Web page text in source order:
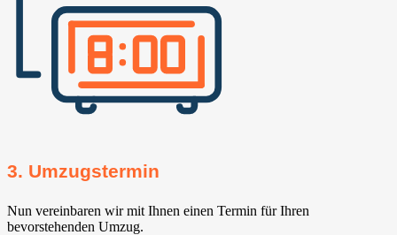
3. Umzugstermin
Nun vereinbaren wir mit Ihnen einen Termin für Ihren
bevorstehenden Umzug.